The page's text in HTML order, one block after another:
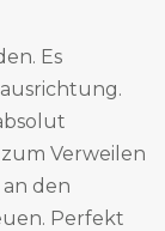
Es
Verweilen
den
Perfekt